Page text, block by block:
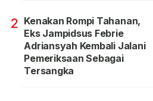
2 Kenakan Rompi Tahanan,
Eks Jampidsus Febrie
Adriansyah Kembali Jalani
Pemeriksaan Sebagai
Tersangka